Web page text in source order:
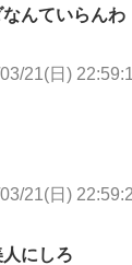
んていらんわ
21(日)
21(日)
にしろ